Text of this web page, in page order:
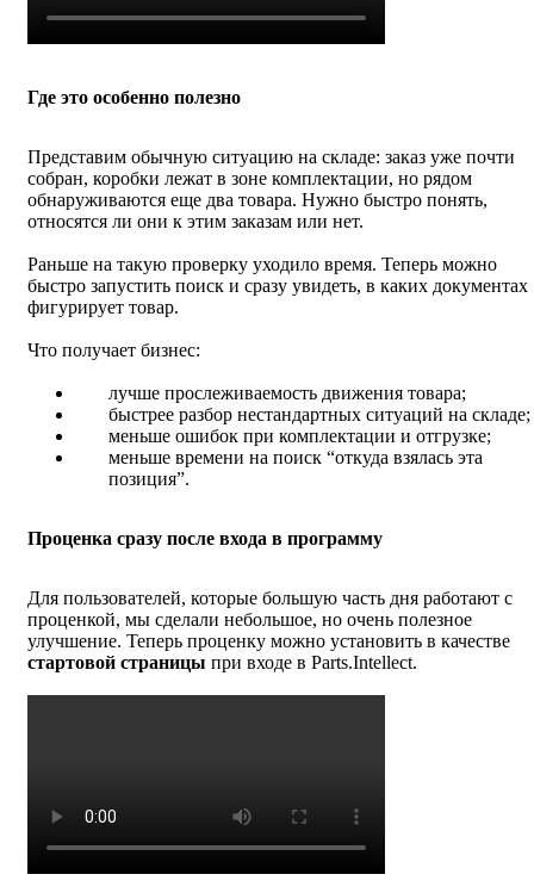
Где это особенно полезно
Представим обычную ситуацию на складе: заказ уже почти
собран, коробки лежат в зоне комплектации, но рядом
обнаруживаются еще два товара. Нужно быстро понять,
относятся ли они к этим заказам или нет.
Раньше на такую проверку уходило время. Теперь можно
быстро запустить поиск и сразу увидеть, в каких документах
фигурирует товар.
Что получает бизнес:
лучше прослеживаемость движения товара;
быстрее разбор нестандартных ситуаций на складе;
меньше ошибок при комплектации и отгрузке;
меньше времени на поиск “откуда взялась эта
позиция”.
Проценка сразу после входа в программу
Для пользователей, которые большую часть дня работают с
проценкой, мы сделали небольшое, но очень полезное
улучшение. Теперь проценку можно установить в качестве
стартовой страницы при входе в Parts.Intellect.